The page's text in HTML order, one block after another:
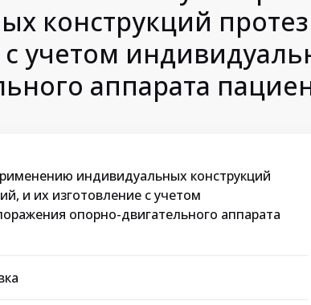
конструкций
учетом
аппарата
индивидуальных конструкций
и их изготовление с учетом
опорно-двигательного аппарата